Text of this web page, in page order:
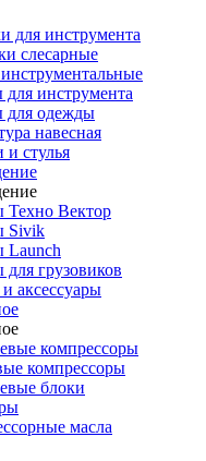
для инструмента
слесарные
инструмента
одежды
навесная
стулья
Техно Вектор
Sivik
Launch
грузовиков
аксессуары
компрессоры
компрессоры
блоки
масла